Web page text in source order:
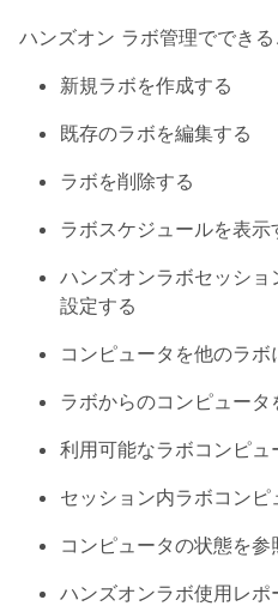
ハンズオン ラボ管理でできる
新規ラボを作成する
既存のラボを編集する
ラボを削除する
ラボスケジュールを表示
ハンズオンラボセッシ
設定する
コンピュータを他のラボ
ラボからのコンピュータ
利用可能なラボコンピュ
セッション内ラボコンピ
コンピュータの状態を参
ハンズオンラボ使用レポ